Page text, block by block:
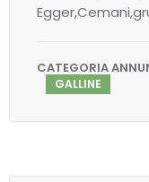
CATEGORIA
GALLINE